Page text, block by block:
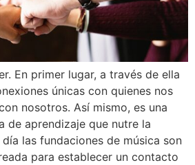
En primer lugar, a través de ella
únicas con quienes nos
nosotros. Así mismo, es una
de aprendizaje que nutre la
las fundaciones de música son
para establecer un contacto